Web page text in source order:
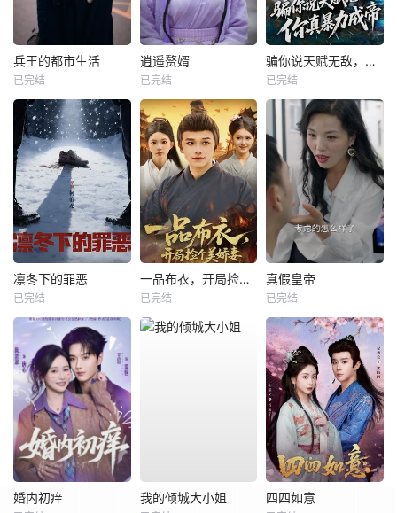
兵王的都市生活
已完结
逍遥赘婿
已完结
骗你说天赋无敌，你真暴力成帝
已完结
凛冬下的罪恶
已完结
一品布衣，开局捡个美娇妻
已完结
真假皇帝
已完结
婚内初痒 我的倾城大小姐 四四如意